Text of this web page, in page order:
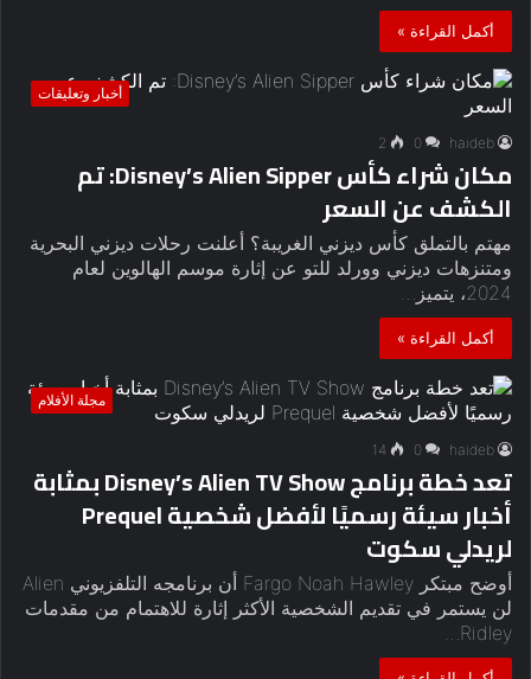
أكمل القراءة »
أخبار وتعليقات
haideb
0
2
مكان شراء كأس Disney’s Alien Sipper: تم
الكشف عن السعر
مهتم بالتملق كأس ديزني الغريبة؟ أعلنت رحلات ديزني البحرية
ومتنزهات ديزني وورلد للتو عن إثارة موسم الهالوين لعام
2024، يتميز…
أكمل القراءة »
مجلة الأفلام
haideb
0
14
تعد خطة برنامج Disney’s Alien TV Show بمثابة
أخبار سيئة رسميًا لأفضل شخصية Prequel
لريدلي سكوت
أوضح مبتكر Fargo Noah Hawley أن برنامجه التلفزيوني Alien
لن يستمر في تقديم الشخصية الأكثر إثارة للاهتمام من مقدمات
Ridley…